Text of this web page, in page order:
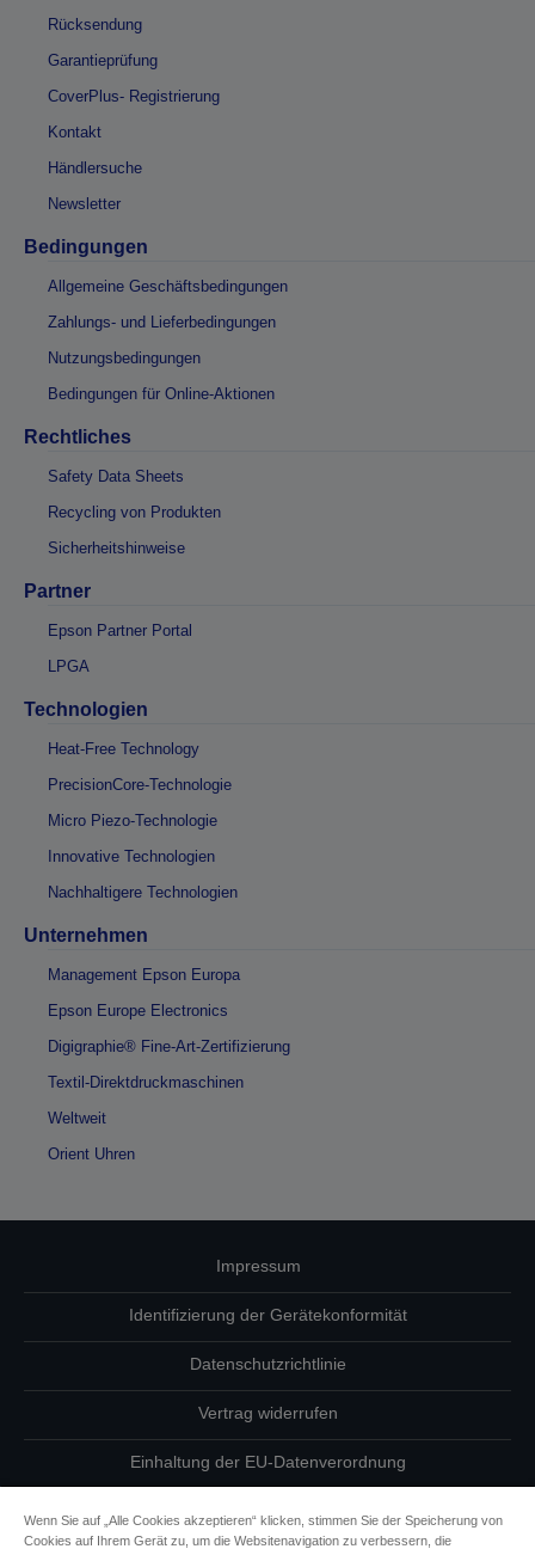
Rücksendung
Garantieprüfung
CoverPlus- Registrierung
Kontakt
Händlersuche
Newsletter
Bedingungen
Allgemeine Geschäftsbedingungen
Zahlungs- und Lieferbedingungen
Nutzungsbedingungen
Bedingungen für Online-Aktionen
Rechtliches
Safety Data Sheets
Recycling von Produkten
Sicherheitshinweise
Partner
Epson Partner Portal
LPGA
Technologien
Heat-Free Technology
PrecisionCore-Technologie
Micro Piezo-Technologie
Innovative Technologien
Nachhaltigere Technologien
Unternehmen
Management Epson Europa
Epson Europe Electronics
Digigraphie® Fine-Art-Zertifizierung
Textil-Direktdruckmaschinen
Weltweit
Orient Uhren
Impressum
Identifizierung der Gerätekonformität
Datenschutzrichtlinie
Vertrag widerrufen
Einhaltung der EU-Datenverordnung
Wenn Sie auf „Alle Cookies akzeptieren“ klicken, stimmen Sie der Speicherung von
Cookies auf Ihrem Gerät zu, um die Websitenavigation zu verbessern, die